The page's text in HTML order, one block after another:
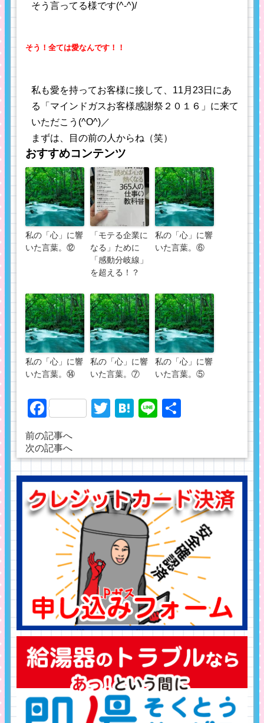
そう言ってる様です(^-^)/
そう！全ては愛なんです！！
私も愛を持ってお客様に接して、11月23日にあ
る「マインドガスお客様感謝祭２０１６」に来て
いただこう(^O^)／
まずは、目の前の人からね（笑）
おすすめコンテンツ
私の「心」に響
いた言葉。⑫
「モテる企業に
なる」ために
「感動分岐線」
を超える！？
私の「心」に響
いた言葉。⑥
私の「心」に響
いた言葉。⑭
私の「心」に響
いた言葉。⑦
私の「心」に響
いた言葉。⑤
FacebookTwitter
Hatena
Line
前の記事へ
次の記事へ